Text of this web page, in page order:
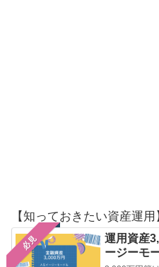
【知っておきたい資産運用
必見
運用資産
ージーモ